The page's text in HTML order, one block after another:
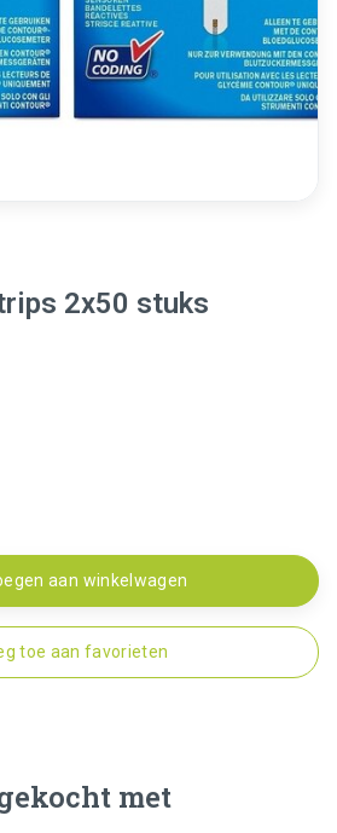
2x50 stuks
aan winkelwagen
toe aan favorieten
met